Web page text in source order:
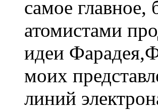
самое
атомистами
идеи
моих
линий